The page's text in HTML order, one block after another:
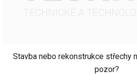
Stavba nebo rekonstrukce střechy
pozor?